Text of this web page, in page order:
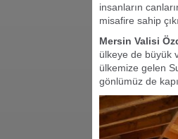
insanların
misafire sahip
Mersin Valisi
ülkeye de büyük
ülkemize gelen
gönlümüz de